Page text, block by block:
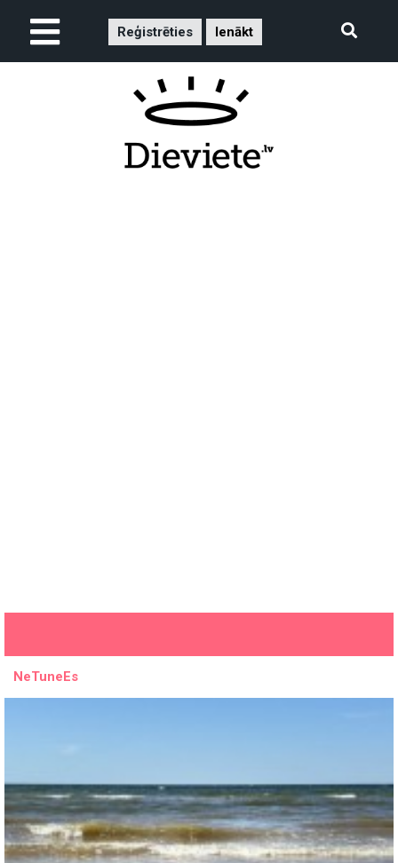
Reģistrēties Ienākt
NeTuneEs